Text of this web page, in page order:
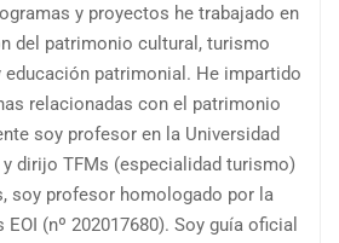
y proyectos he trabajado en
del patrimonio cultural, turismo
patrimonial. He impartido
relacionadas con el patrimonio
soy profesor en la Universidad
dirijo TFMs (especialidad turismo)
soy profesor homologado por la
(nº 202017680). Soy guía oficial